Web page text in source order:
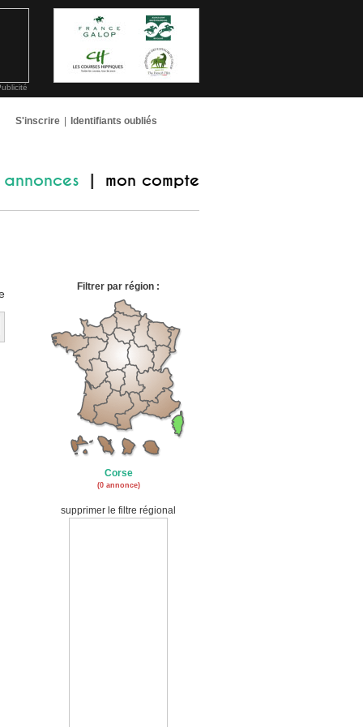
S'inscrire Identifiants oubliés
annonces mon compte
Filtrer par région :
Corse
(0 annonce)
supprimer le filtre régional